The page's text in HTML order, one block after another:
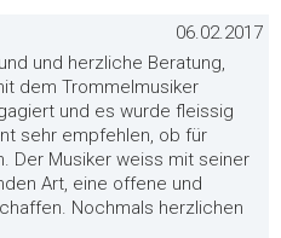
06.02.2017
und herzliche Beratung,
dem Trommelmusiker
und es wurde fleissig
sehr empfehlen, ob für
Der Musiker weiss mit seiner
Art, eine offene und
Nochmals herzlichen